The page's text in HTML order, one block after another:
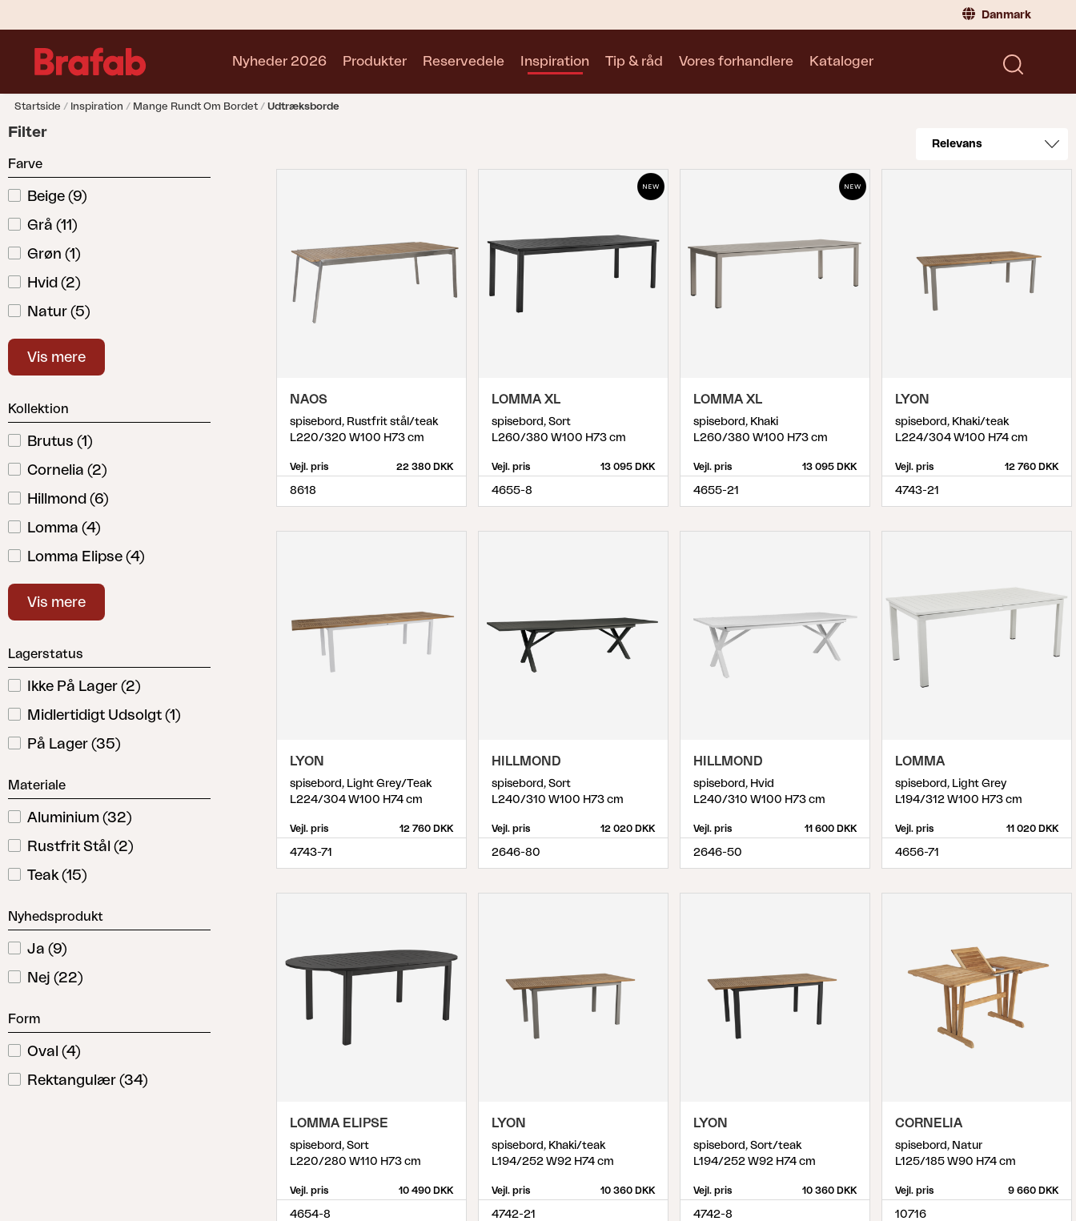
Danmark
Nyheder 2026 Produkter
Sofa
Lænestol
Stol
Bord
Udekøkken
Relax
Hængesofa
Pavillion
Tilbehør
Opbevaring
Møbelovertræk
Sæt
Blixt
Reservedele Inspiration Tip & råd Vores forhandlere Kataloger
Startside Inspiration Mange Rundt Om Bordet Udtræksborde
Filter
Farve
Beige (9)
Grå (11)
Grøn (1)
Hvid (2)
Natur (5)
Sort(10)
Vis mere
Kollektion
Brutus (1)
Cornelia (2)
Hillmond (6)
Lomma (4)
Lomma Elipse (4)
Lomma Small
(
Melbourne(1)
Vis mere
Lagerstatus
Ikke På Lager (2)
Midlertidigt Udsolgt (1)
På Lager (35)
Materiale
Aluminium (32)
Rustfrit Stål (2)
Teak (15)
Nyhedsprodukt
Ja (9)
Nej (22)
Form
Oval (4)
Rektangulær (34)
NAOS
spisebord, Rustfrit stål/teak
L220/320 W100 H73 cm
Vejl. pris 22 380 DKK
8618
LOMMA XL
spisebord, Sort
L260/380 W100 H73 cm
Vejl. pris 13 095 DKK
4655-8
LOMMA XL
spisebord, Khaki
L260/380 W100 H73 cm
Vejl. pris 13 095 DKK
4655-21
LYON
spisebord, Khaki/teak
L224/304 W100 H74 cm
Vejl. pris 12 760 DKK
4743-21
LYON
spisebord, Light Grey/Teak
L224/304 W100 H74 cm
Vejl. pris 12 760 DKK
4743-71
HILLMOND
spisebord, Sort
L240/310 W100 H73 cm
Vejl. pris 12 020 DKK
2646-80
HILLMOND
spisebord, Hvid
L240/310 W100 H73 cm
Vejl. pris 11 600 DKK
2646-50
LOMMA
spisebord, Light Grey
L194/312 W100 H73 cm
Vejl. pris 11 020 DKK
4656-71
LOMMA ELIPSE
spisebord, Sort
L220/280 W110 H73 cm
Vejl. pris 10 490 DKK
4654-8
LYON
spisebord, Khaki/teak
L194/252 W92 H74 cm
Vejl. pris 10 360 DKK
4742-21
LYON
spisebord, Sort/teak
L194/252 W92 H74 cm
Vejl. pris 10 360 DKK
4742-8
CORNELIA
spisebord, Natur
L125/185 W90 H74 cm
Vejl. pris 9 660 DKK
10716